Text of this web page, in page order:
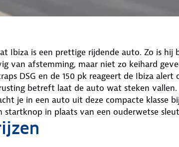
Ibiza is een prettige rijdende auto. Zo is hij
van afstemming, maar niet zo keihard
DSG en de 150 pk reageert de Ibiza
betreft laat de auto wat steken
je in een auto uit deze compacte klasse
startknop in plaats van een ouderwetse